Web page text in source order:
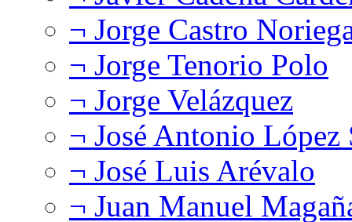
¬ Jorge Castro
¬ Jorge Tenorio Polo
¬ Jorge Velázquez
¬ José Antonio López
¬ José Luis Arévalo
¬ Juan Manuel